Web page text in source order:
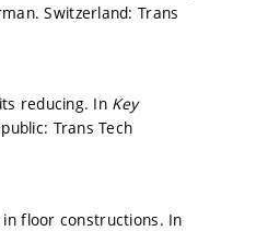
Switzerland: Trans
reducing. In Key
Trans Tech
in floor constructions. In